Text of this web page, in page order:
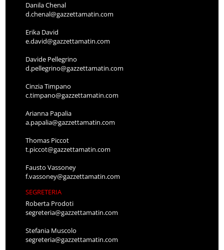
Danila Chenal
d.chenal@gazzettamatin.com
Erika David
e.david@gazzettamatin.com
Davide Pellegrino
d.pellegrino@gazzettamatin.com
Cinzia Timpano
c.timpano@gazzettamatin.com
Arianna Papalia
a.papalia@gazzettamatin.com
Thomas Piccot
t.piccot@gazzettamatin.com
Fausto Vassoney
f.vassoney@gazzettamatin.com
SEGRETERIA
Roberta Prodoti
segreteria@gazzettamatin.com
Stefania Muscolo
segreteria@gazzettamatin.com